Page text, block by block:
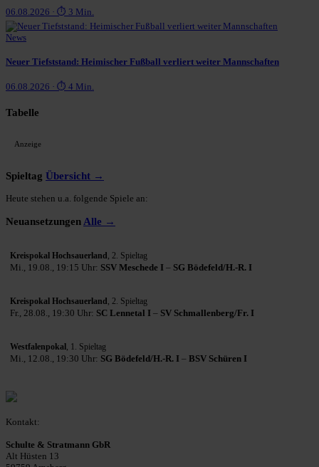
06.08.2026 · ⏱ 3 Min.
News
Neuer Tiefststand: Heimischer Fußball verliert weiter Mannschaften
06.08.2026 · ⏱ 4 Min.
Tabelle
Anzeige
Spieltag Übersicht →
Heute stehen u.a. folgende Spiele an:
Neuansetzungen Alle →
Kreispokal Hochsauerland , 2. Spieltag
Mi., 19.08., 19:15 Uhr: SSV Meschede I – SG Bödefeld/H.-R. I
Kreispokal Hochsauerland , 2. Spieltag
Fr., 28.08., 19:30 Uhr: SC Lennetal I – SV Schmallenberg/Fr. I
Westfalenpokal , 1. Spieltag
Mi., 12.08., 19:30 Uhr: SG Bödefeld/H.-R. I – BSV Schüren I
Kontakt:
Schulte & Stratmann GbR
Alt Hüsten 13